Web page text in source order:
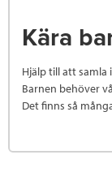
Kära
Hjälp till att
Barnen behöver
Det finns så